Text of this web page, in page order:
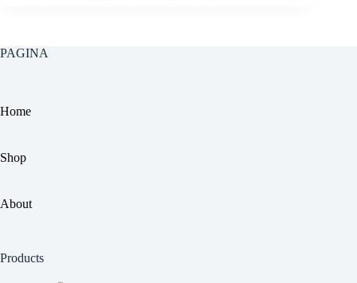
PAGINA
Home
Shop
About
Products